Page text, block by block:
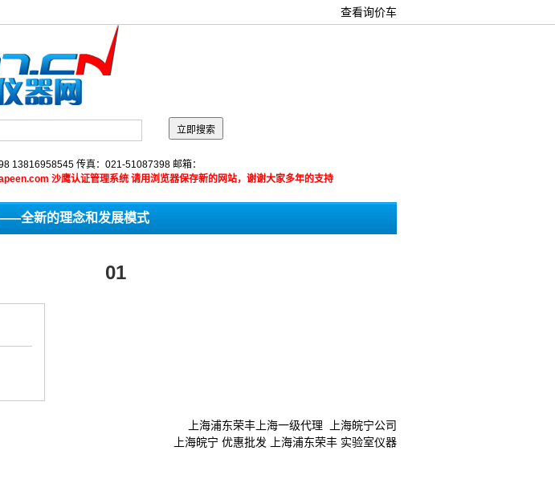
查看询价车
13816958545 传真：021-51087398 邮箱：
沙鹰认证管理系统 请用浏览器保存新的网站，谢谢大家多年的支持
全新的理念和发展模式
01
上海浦东荣丰上海一级代理 上海皖宁公司
上海皖宁 优惠批发 上海浦东荣丰 实验室仪器